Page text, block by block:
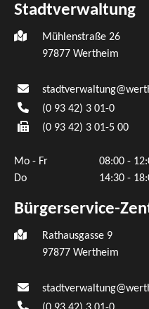
Stadtverwaltung
Mühlenstraße 26
97877 Wertheim
(0 93 42) 3 01-0
(0 93 42) 3 01-5 00
Mo - Fr
08:00 -
Do
14:30 -
Bürgerservice-
Rathausgasse 9
97877 Wertheim